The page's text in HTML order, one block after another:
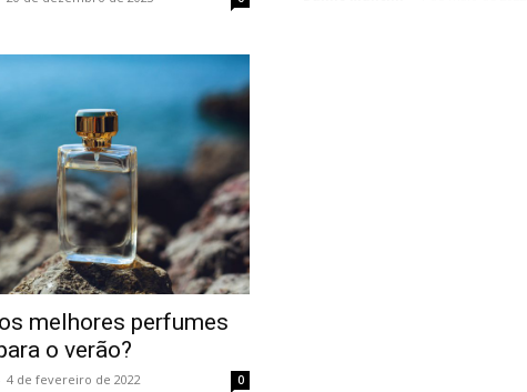
melhores perfumes
o verão?
4 de fevereiro de 2022 0